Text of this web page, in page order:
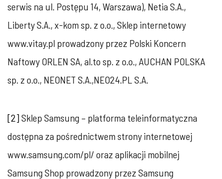
serwis na ul. Postępu 14, Warszawa), Netia S.A.,
Liberty S.A., x-kom sp. z o.o., Sklep internetowy
www.vitay.pl prowadzony przez Polski Koncern
Naftowy ORLEN SA, al.to sp. z o.o., AUCHAN POLSKA
sp. z o.o., NEONET S.A.,NEO24.PL S.A.
[2]Sklep Samsung – platforma teleinformatyczna
dostępna za pośrednictwem strony internetowej
www.samsung.com/pl/ oraz aplikacji mobilnej
Samsung Shop prowadzony przez Samsung